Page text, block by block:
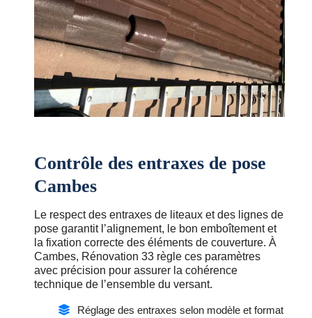
Contrôle des entraxes de pose
Cambes
Le respect des entraxes de liteaux et des lignes de
pose garantit l’alignement, le bon emboîtement et
la fixation correcte des éléments de couverture. À
Cambes, Rénovation 33 règle ces paramètres
avec précision pour assurer la cohérence
technique de l’ensemble du versant.
Réglage des entraxes selon modèle et format